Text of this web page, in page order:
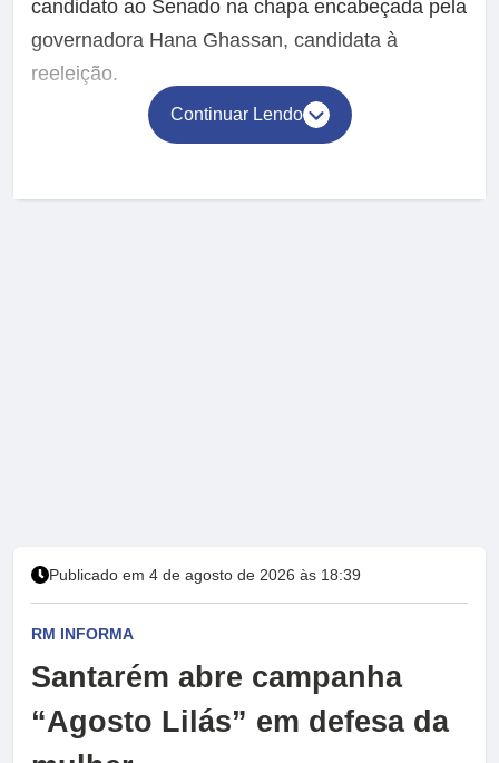
candidato ao Senado na chapa encabeçada pela
governadora Hana Ghassan, candidata à
reeleição.
Continuar Lendo
Publicado em 4 de agosto de 2026 às 18:39
RM INFORMA
Santarém abre campanha
“Agosto Lilás” em defesa da